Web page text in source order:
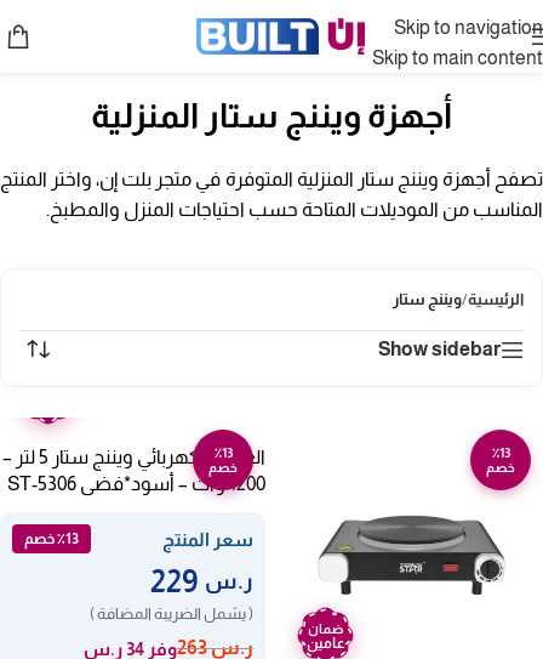
Skip to navigation
Skip to main content
أجهزة ويننج ستار المنزلية
تصفح أجهزة ويننج ستار المنزلية المتوفرة في متجر بلت إن، واختر المنتج
المناسب من الموديلات المتاحة حسب احتياجات المنزل والمطبخ.
الرئيسية/ويننج ستار
Show sidebar
٪13
خصم
ضمان
عامين
٪13
خصم
العجان الكهربائي ويننج ستار 5 لتر –
1200 وات – أسود*فضى ST-5306
سعر المنتج ٪13 خصم
ر.س
( يشمل الضريبة المضافة )
ر.س263 وفر 34 ر.س